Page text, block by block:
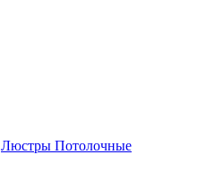
Люстры Потолочные